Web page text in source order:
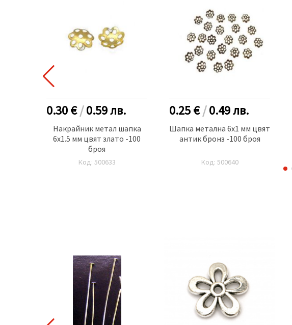
0.30 €/0.59лв.
Накрайник метал шапка
6x1.5 мм цвят злато -100
броя
Код: 500633
0.25 €/0.49лв.
Шапка металнa 6x1 мм цвят
антик бронз -100 броя
Код: 500640